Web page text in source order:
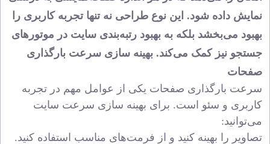
نمایش داده شود. این نوع طراحی نه تنها تجربه کاربری را
بهبود می‌بخشد بلکه به بهبود رتبه‌بندی سایت در موتورهای
جستجو نیز کمک می‌کند. بهینه‌ سازی سرعت بارگذاری
صفحات
سرعت بارگذاری صفحات یکی از عوامل مهم در تجربه
کاربری و سئو است. برای بهینه‌ سازی سرعت سایت
می‌توانید:
تصاویر را بهینه کنید و از فرمت‌های مناسب استفاده کنید.